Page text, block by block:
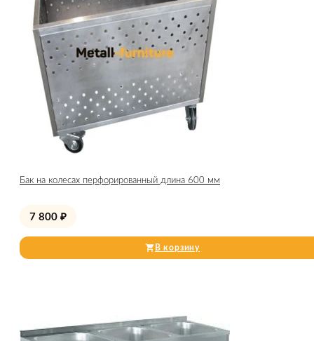
Бак на колесах перфорированный длина 600 мм
7 800 ₽
В корзину